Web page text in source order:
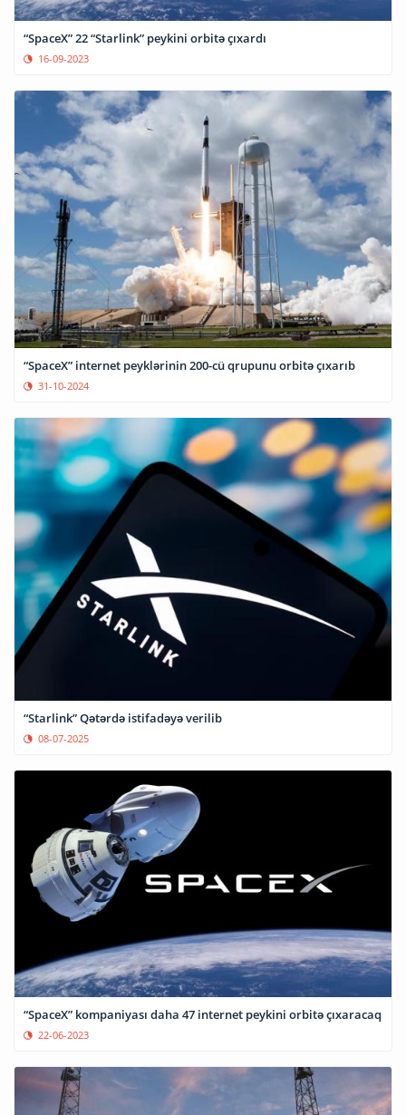
“SpaceX” 22 “Starlink” peykini orbitə çıxardı
16-09-2023
“SpaceX” internet peyklərinin 200-cü qrupunu orbitə çıxarıb
31-10-2024
“Starlink” Qətərdə istifadəyə verilib
08-07-2025
“SpaceX” kompaniyası daha 47 internet peykini orbitə çıxaracaq
22-06-2023